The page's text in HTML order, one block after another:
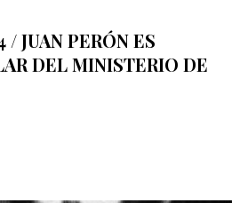
/ JUAN PERÓN ES
DEL MINISTERIO DE